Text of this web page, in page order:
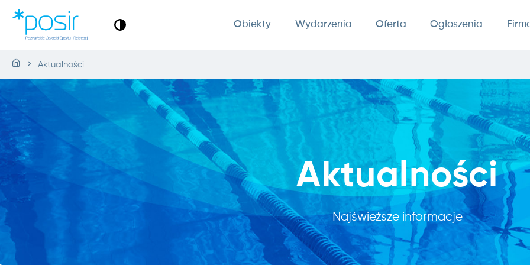
Obiekty Wydarzenia Oferta Ogłoszenia
Aktualności
Aktualności
Najświeższe informacje